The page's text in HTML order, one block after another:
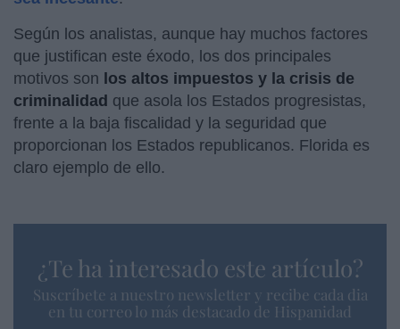
Según los analistas, aunque hay muchos factores
que justifican este éxodo, los dos principales
motivos son los altos impuestos y la crisis de
criminalidad que asola los Estados progresistas,
frente a la baja fiscalidad y la seguridad que
proporcionan los Estados republicanos. Florida es
claro ejemplo de ello.
¿Te ha interesado este artículo?
Suscríbete a nuestro newsletter y recibe cada dia
en tu correo lo más destacado de Hispanidad